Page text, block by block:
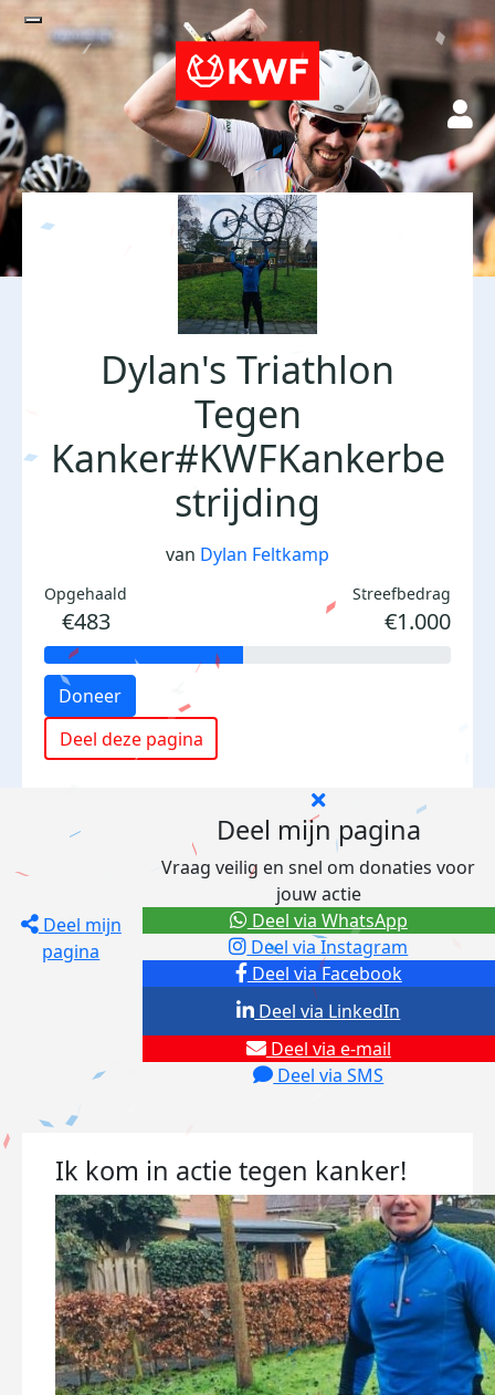
Dylan's Triathlon
Tegen
Kanker#KWFKankerbe
strijding
van Dylan Feltkamp
Opgehaald
€483
Streefbedrag
€1.000
Doneer
Deel deze pagina
Deel mijn
pagina
Deel mijn pagina
Vraag veilig en snel om donaties voor
jouw actie
Deel via Facebook
Deel via Instagram
Deel via e-mail
Deel via SMS
Deel via LinkedIn
Deel via WhatsApp
Ik kom in actie tegen kanker!